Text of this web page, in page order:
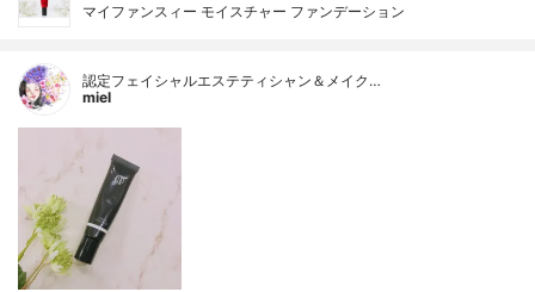
マイファンスィー モイスチャー ファンデーション
認定フェイシャルエステティシャン＆メイク…
miel